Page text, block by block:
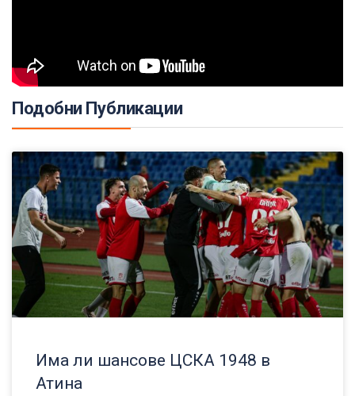
Подобни Публикации
Има ли шансове ЦСКА 1948 в
Атина